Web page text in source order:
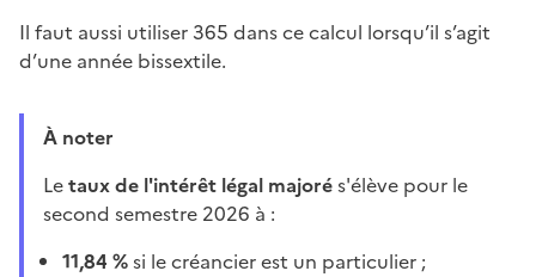
Il faut aussi utiliser 365 dans ce calcul lorsqu’il s’agit
d’une année bissextile.
À noter
Letaux de l'intérêt légal majorés'élève pour le
second semestre 2026 à :
11,84 %si le créancier est un particulier ;